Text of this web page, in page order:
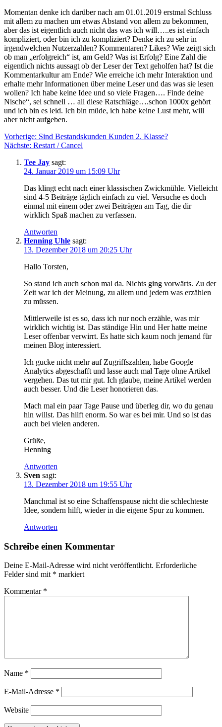
Momentan denke ich darüber nach am 01.01.2019 erstmal Schluss
mit allem zu machen um etwas Abstand von allem zu bekommen,
aber das ist eigentlich auch nicht das was ich will…..es ist einfach
kompliziert, oder bin ich zu kompliziert? Denke ich zu sehr in
irgendwelchen Nutzerzahlen? Kommentaren? Likes? Wie zeigt sich
ob man „erfolgreich“ ist, am Geld? Was ist Erfolg? Eine Zahl die
eigentlich nichts aussagt ob der Leser der Text geholfen hat? Ist die
Kommentarkultur am Ende? Wie erreiche ich mehr Interaktion und
erhalte mehr Informationen über meine Leser und das was sie lesen
wollen? Ich habe keine Idee und so viele Fragen…. Finde deine
Nische“, sei schnell … all diese Ratschläge….schon 1000x gehört
und ich bin es leid. Ich bin müde, ich habe keine Lust mehr, will
aber nicht aufgeben.
Beitragsnavigation
Vorherige: Sind Bestandskunden Kunden 2. Klasse?
Nächste: Restart / Cancel
Tee Jay sagt:
24. Januar 2019 um 15:09 Uhr
Das klingt echt nach einer klassischen Zwickmühle. Vielleicht
sind 4-5 Beiträge täglich einfach zu viel. Versuche es doch
einmal mit einem oder zwei Beiträgen am Tag, die dir
wirklich Spaß machen zu verfassen.
Antworten
Henning Uhle sagt:
13. Dezember 2018 um 20:25 Uhr
Hallo Torsten,
So stand ich auch schon mal da. Nichts ging vorwärts. Zu der
Zeit war ich der Meinung, zu allem und jedem was erzählen
zu müssen.
Mittlerweile ist es so, dass ich nur noch erzähle, was mir
wirklich wichtig ist. Das ständige Hin und Her hatte meine
Leser offenbar verwirrt. Es hatte sich kaum noch jemand für
meinen Blog interessiert.
Ich gucke nicht mehr auf Zugriffszahlen, habe Google
Analytics abgeschafft und lasse auch mal Tage ohne Artikel
vergehen. Das tut mir gut. Ich glaube, meine Artikel werden
auch besser. Und die Leser honorieren das.
Mach mal ein paar Tage Pause und überleg dir, wo du genau
hin willst. Das hilft enorm. So war es bei mir. Und so ist das
auch bei vielen anderen.
Grüße,
Henning
Antworten
Sven sagt:
13. Dezember 2018 um 19:55 Uhr
Manchmal ist so eine Schaffenspause nicht die schlechteste
Idee, sondern hilft, wieder in die eigene Spur zu kommen.
Antworten
Schreibe einen Kommentar
Deine E-Mail-Adresse wird nicht veröffentlicht. Erforderliche
Felder sind mit * markiert
Kommentar *
Name *
E-Mail-Adresse *
Website